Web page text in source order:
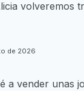
volveremos
de 2026
a vender unas